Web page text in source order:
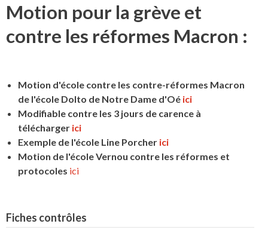
Motion pour la grève et
contre les réformes Macron :
Motion d'école contre les contre-réformes Macron
de l'école Dolto de Notre Dame d'Oé ici
Modifiable contre les 3 jours de carence à
télécharger ici
Exemple de l'école Line Porcher ici
Motion de l'école Vernou contre les réformes et
protocoles ici
Fiches contrôles